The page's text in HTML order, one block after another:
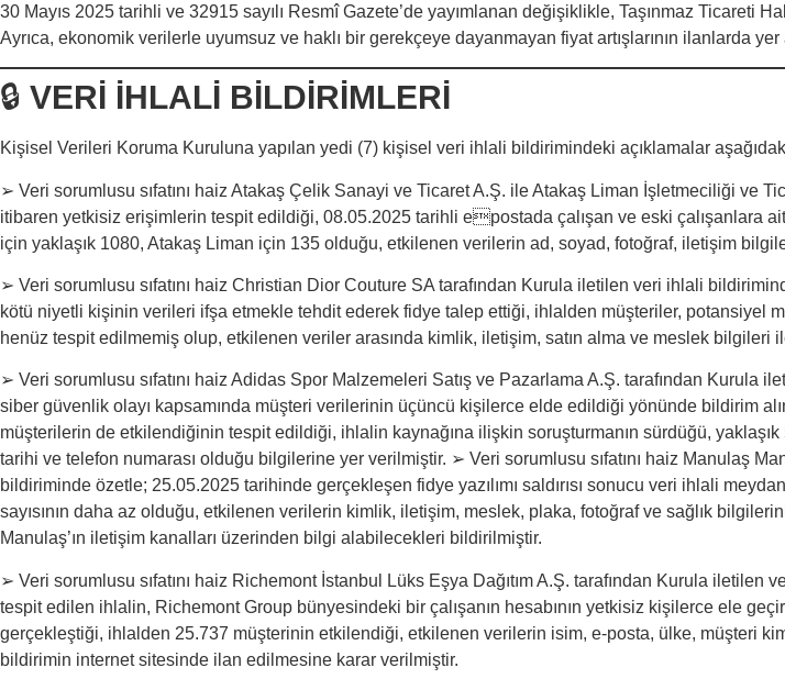
30 Mayıs 2025 tarihli ve 32915 sayılı Resmî Gazete’de yayımlanan değişiklikle, Taşınmaz Ticareti
Ayrıca, ekonomik verilerle uyumsuz ve haklı bir gerekçeye dayanmayan fiyat artışlarının ilanlarda
🔒 VERİ İHLALİ BİLDİRİMLERİ
Kişisel Verileri Koruma Kuruluna yapılan yedi (7) kişisel veri ihlali bildirimindeki açıklamalar
➢ Veri sorumlusu sıfatını haiz Atakaş Çelik Sanayi ve Ticaret A.Ş. ile Atakaş Liman İşletmeciliği ve
itibaren yetkisiz erişimlerin tespit edildiği, 08.05.2025 tarihli epostada çalışan ve eski çalışanlara
için yaklaşık 1080, Atakaş Liman için 135 olduğu, etkilenen verilerin ad, soyad, fotoğraf, iletişim
➢ Veri sorumlusu sıfatını haiz Christian Dior Couture SA tarafından Kurula iletilen veri ihlali
kötü niyetli kişinin verileri ifşa etmekle tehdit ederek fidye talep ettiği, ihlalden müşteriler, potansiyel
henüz tespit edilmemiş olup, etkilenen veriler arasında kimlik, iletişim, satın alma ve meslek bilgileri
➢ Veri sorumlusu sıfatını haiz Adidas Spor Malzemeleri Satış ve Pazarlama A.Ş. tarafından
siber güvenlik olayı kapsamında müşteri verilerinin üçüncü kişilerce elde edildiği yönünde bildirim
müşterilerin de etkilendiğinin tespit edildiği, ihlalin kaynağına ilişkin soruşturmanın sürdüğü,
tarihi ve telefon numarası olduğu bilgilerine yer verilmiştir. ➢ Veri sorumlusu sıfatını haiz Manulaş
bildiriminde özetle; 25.05.2025 tarihinde gerçekleşen fidye yazılımı saldırısı sonucu veri ihlali
sayısının daha az olduğu, etkilenen verilerin kimlik, iletişim, meslek, plaka, fotoğraf ve sağlık
Manulaş’ın iletişim kanalları üzerinden bilgi alabilecekleri bildirilmiştir.
➢ Veri sorumlusu sıfatını haiz Richemont İstanbul Lüks Eşya Dağıtım A.Ş. tarafından Kurula
tespit edilen ihlalin, Richemont Group bünyesindeki bir çalışanın hesabının yetkisiz kişilerce ele
gerçekleştiği, ihlalden 25.737 müşterinin etkilendiği, etkilenen verilerin isim, e-posta, ülke, müşteri
bildirimin internet sitesinde ilan edilmesine karar verilmiştir.